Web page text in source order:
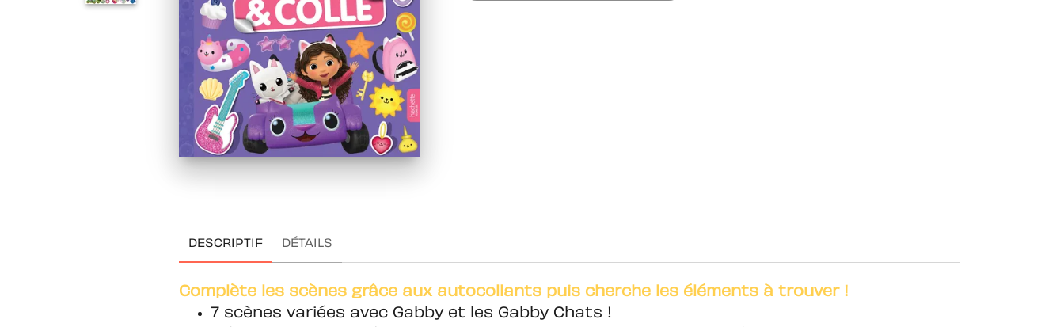
DESCRIPTIF DÉTAILS
Complète les scènes grâce aux autocollants puis cherche les éléments à trouver !
7 scènes variées avec Gabby et les Gabby Chats !